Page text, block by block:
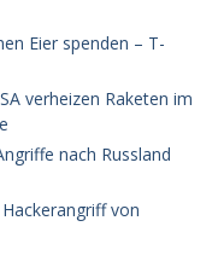
Eier spenden – T-
verheizen Raketen im
nach Russland
von